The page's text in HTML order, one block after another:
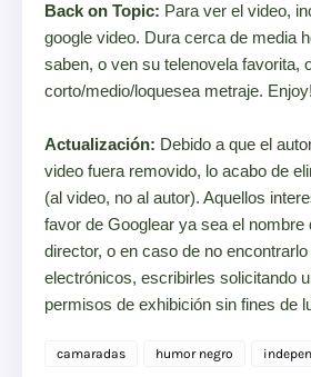
Back on Topic: Para ver el video,
google video. Dura cerca de media
saben, o ven su telenovela favorita,
corto/medio/loquesea metraje. Enjoy!
Actualización: Debido a que el
video fuera removido, lo acabo de
(al video, no al autor). Aquellos
favor de Googlear ya sea el nombre
director, o en caso de no
electrónicos, escribirles solicitando
permisos de exhibición sin fines de
camaradas humor negro